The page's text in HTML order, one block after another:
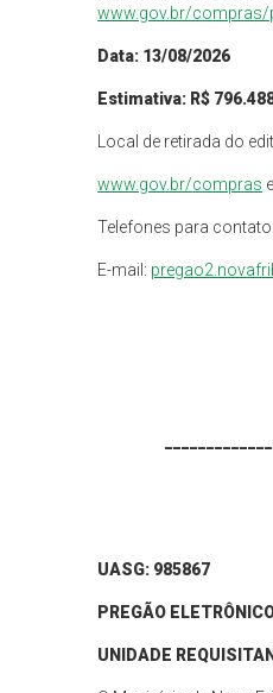
www.gov.br/compras/
Data: 13/08/
Estimativa: R$
Local de retirada do
www.gov.br/compras
Telefones para
E-mail:
UASG: 985867
PREGÃO
UNIDADE